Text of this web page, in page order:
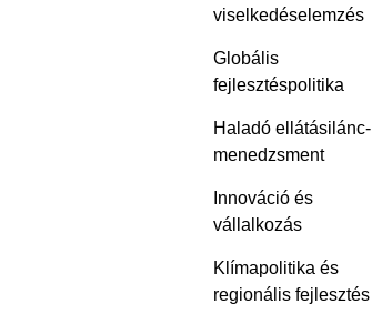
viselkedéselemzés
Globális
fejlesztéspolitika
Haladó ellátásilánc-
menedzsment
Innováció és
vállalkozás
Klímapolitika és
regionális fejlesztés